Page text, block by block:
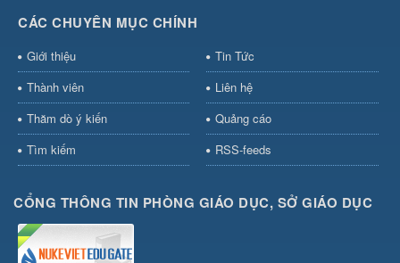
CÁC CHUYÊN MỤC CHÍNH
Giới thiệu
Tin Tức
Thành viên
Liên hệ
Thăm dò ý kiến
Quảng cáo
Tìm kiếm
RSS-feeds
CỔNG THÔNG TIN PHÒNG GIÁO DỤC, SỞ GIÁO DỤC